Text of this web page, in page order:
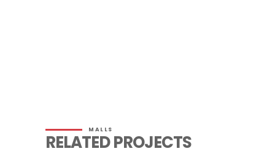
MALLS
RELATED PROJECTS